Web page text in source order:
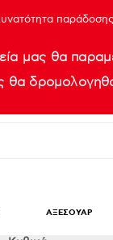
παράδοσης
μας θα
θα
ΑΞΕΣΟΥΑΡ